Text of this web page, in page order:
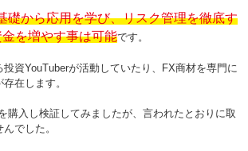
礎から応用を学び、リスク管理を徹底す
を増やす事は可能です。
資YouTuberが活動していたり、FX商材を専門に
在します。
購入し検証してみましたが、言われたとおりに取
でした。